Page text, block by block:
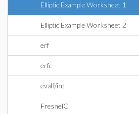
Elliptic Example Worksheet 1
Elliptic Example Worksheet 2
erf
erfc
evalf/int
FresnelC